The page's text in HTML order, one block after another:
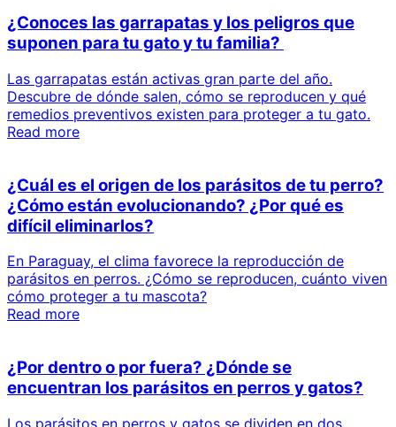
¿Conoces las garrapatas y los peligros que
suponen para tu gato y tu familia?
Las garrapatas están activas gran parte del año.
Descubre de dónde salen, cómo se reproducen y qué
remedios preventivos existen para proteger a tu gato.
Read more
¿Cuál es el origen de los parásitos de tu perro?
¿Cómo están evolucionando? ¿Por qué es
difícil eliminarlos?
En Paraguay, el clima favorece la reproducción de
parásitos en perros. ¿Cómo se reproducen, cuánto viven
cómo proteger a tu mascota?
Read more
¿Por dentro o por fuera? ¿Dónde se
encuentran los parásitos en perros y gatos?
Los parásitos en perros y gatos se dividen en dos